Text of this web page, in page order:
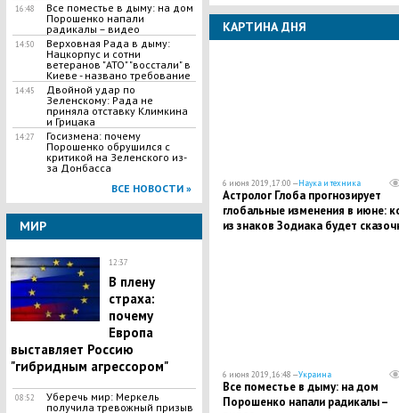
16:48
Все поместье в дыму: на дом
Порошенко напали
радикалы – видео
14:50
Верховная Рада в дыму:
Нацкорпус и сотни
ветеранов "АТО" "восстали" в
Киеве - названо требование
14:45
​Двойной удар по
Зеленскому: Рада не
приняла отставку Климкина
и Грицака
14:27
Госизмена: почему
Порошенко обрушился с
критикой на Зеленского из-
за Донбасса
ВСЕ НОВОСТИ »
МИР
12:37
В плену
страха:
почему
Европа
выставляет Россию
"гибридным агрессором"
08:52
Уберечь мир: Меркель
получила тревожный призыв
КАРТИНА ДНЯ
6 июня 2019, 17:00 —Наука и техника
Астролог Глоба прогнозирует
глобальные изменения в июне:
из знаков Зодиака будет
6 июня 2019, 16:48 —Украина
Все поместье в дыму: на дом
Порошенко напали радикалы –